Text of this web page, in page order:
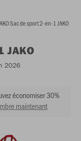
Sac de sport 2-en-1 JAKO
JAKO
2026
économiser 30%
maintenant